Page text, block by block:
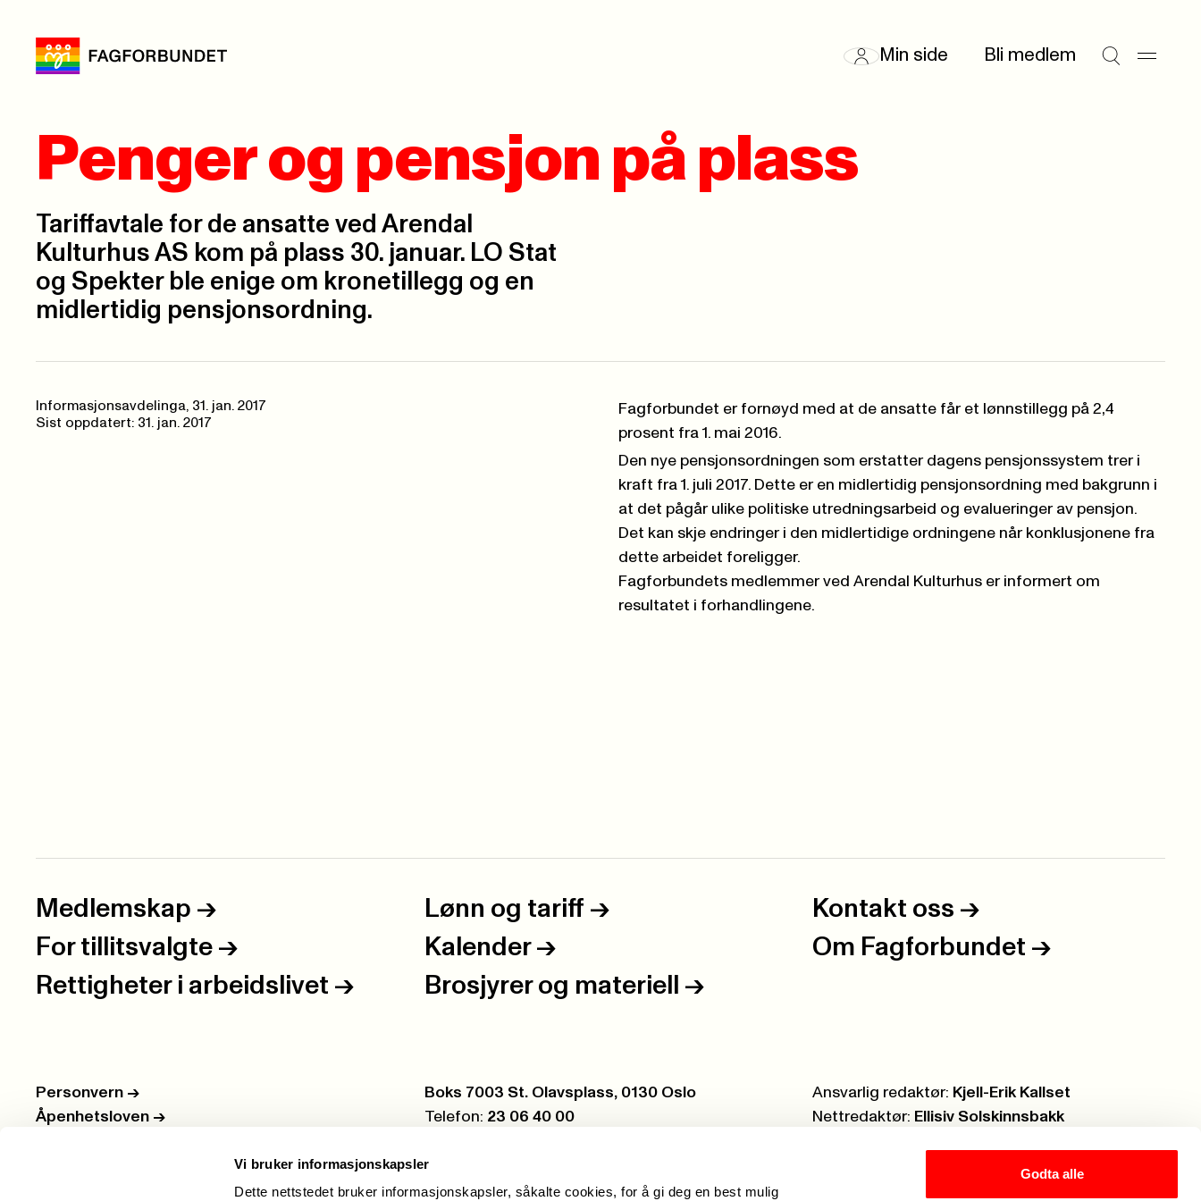
Vi bruker informasjonskapsler
Dette nettstedet bruker informasjonskapsler, såkalte cookies, for å gi deg en best mulig
Godta alle
Min side Bli medlem
Penger og pensjon på plass
Tariffavtale for de ansatte ved Arendal
Kulturhus AS kom på plass 30. januar. LO Stat
og Spekter ble enige om kronetillegg og en
midlertidig pensjonsordning.
Informasjonsavdelinga, 31. jan. 2017
Sist oppdatert: 31. jan. 2017
Fagforbundet er fornøyd med at de ansatte får et lønnstillegg på 2,4
prosent fra 1. mai 2016.
Den nye pensjonsordningen som erstatter dagens pensjonssystem trer i
kraft fra 1. juli 2017. Dette er en midlertidig pensjonsordning med bakgrunn i
at det pågår ulike politiske utredningsarbeid og evalueringer av pensjon.
Det kan skje endringer i den midlertidige ordningene når konklusjonene fra
dette arbeidet foreligger.
Fagforbundets medlemmer ved Arendal Kulturhus er informert om
resultatet i forhandlingene.
Medlemskap -> Lønn og tariff -> Kontakt oss ->
For tillitsvalgte -> Kalender -> Om Fagforbundet ->
Rettigheter i arbeidslivet -> Brosjyrer og materiell ->
Personvern ->
Åpenhetsloven ->
Postboks:
Boks 7003 St. Olavsplass, 0130 Oslo
Telefon: 23 06 40 00
Ansvarlig redaktør: Kjell-Erik Kallset
Nettredaktør: Ellisiv Solskinnsbakk